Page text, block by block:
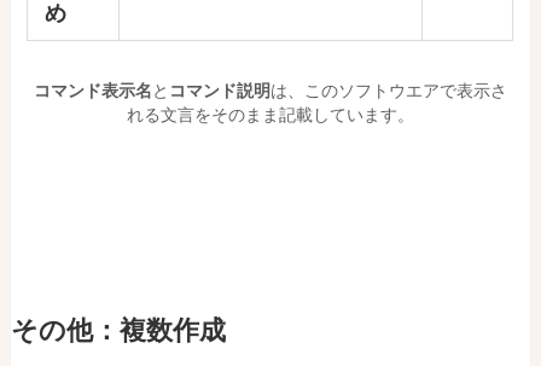
め
コマンド表示名と コマンド説明は、このソフトウエアで表示さ
れる文言をそのまま記載しています。
その他：複数作成